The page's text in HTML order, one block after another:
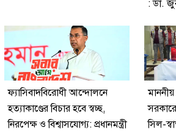
: ডা.
ফ্যাসিবাদবিরোধী আন্দোলনে
হত্যাকাণ্ডের বিচার হবে স্বচ্ছ,
নিরপেক্ষ ও বিশ্বাসযোগ্য: প্রধানমন্ত্রী
মাননীয়
সিল-